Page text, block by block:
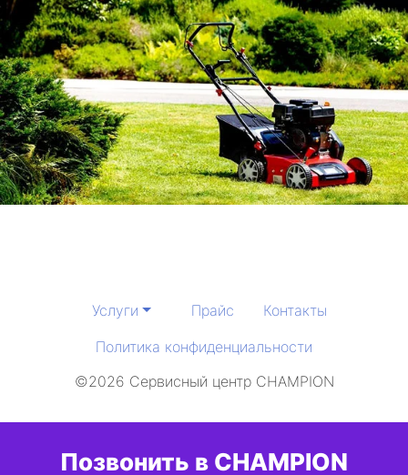
Услуги Прайс
Контакты
Политика конфиденциальности
©2026 Сервисный центр CHAMPION
Позвонить в CHAMPION